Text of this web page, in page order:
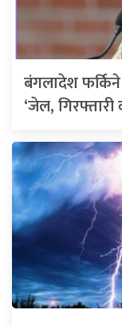
बंगलादेश
‘जेल,